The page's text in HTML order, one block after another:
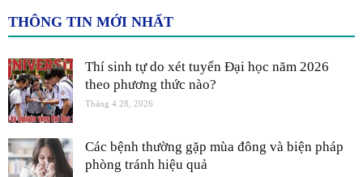
THÔNG TIN MỚI NHẤT
Thí sinh tự do xét tuyển Đại học năm 2026
theo phương thức nào?
Tháng 4 28, 2026
Các bệnh thường gặp mùa đông và biện pháp
phòng tránh hiệu quả